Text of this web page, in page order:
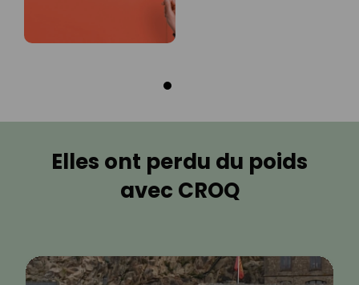
Elles ont perdu du poids
avec CROQ